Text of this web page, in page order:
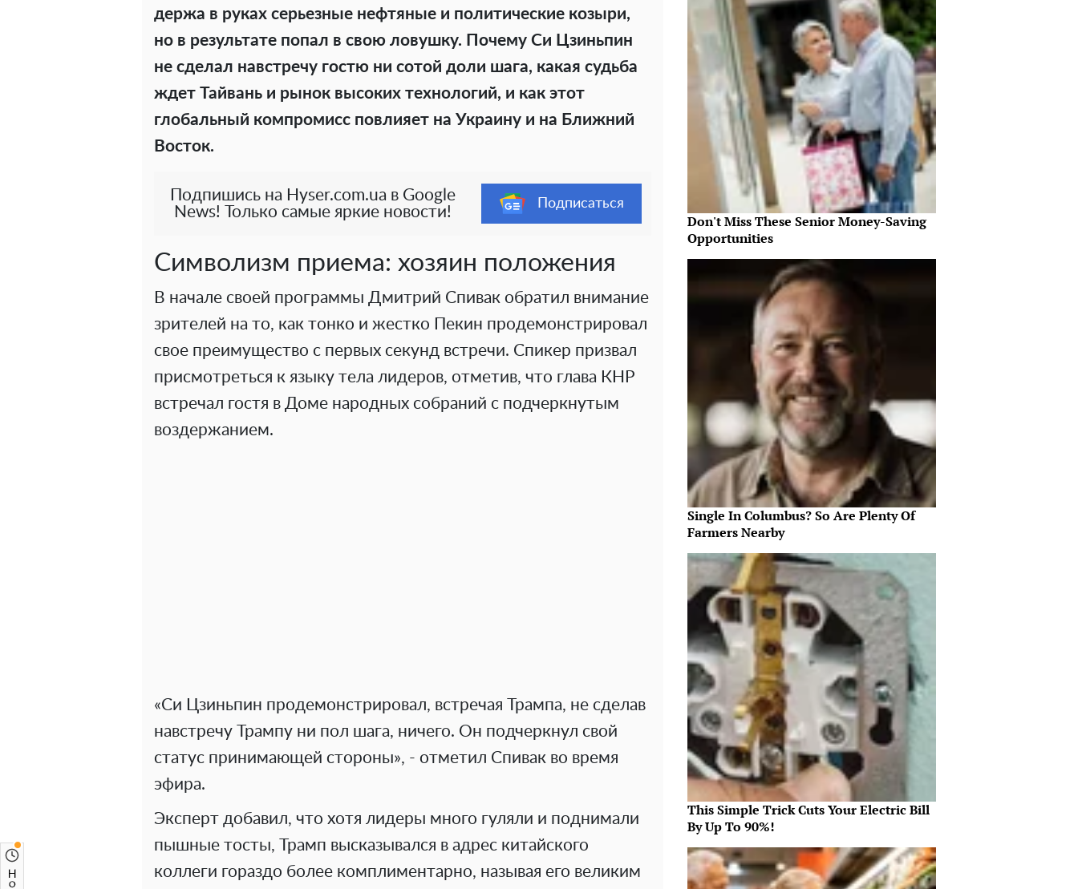
держа в руках серьезные нефтяные и политические козыри,
но в результате попал в свою ловушку. Почему Си Цзиньпин
не сделал навстречу гостю ни сотой доли шага, какая судьба
ждет Тайвань и рынок высоких технологий, и как этот
глобальный компромисс повлияет на Украину и на Ближний
Восток.
Подпишись на Hyser.com.ua в Google
News! Только самые яркие новости!
Подписаться
Символизм приема: хозяин положения
В начале своей программы Дмитрий Спивак обратил внимание
зрителей на то, как тонко и жестко Пекин продемонстрировал
свое преимущество с первых секунд встречи. Спикер призвал
присмотреться к языку тела лидеров, отметив, что глава КНР
встречал гостя в Доме народных собраний с подчеркнутым
воздержанием.
«Си Цзиньпин продемонстрировал, встречая Трампа, не сделав
навстречу Трампу ни пол шага, ничего. Он подчеркнул свой
статус принимающей стороны», - отметил Спивак во время
эфира.
Эксперт добавил, что хотя лидеры много гуляли и поднимали
пышные тосты, Трамп высказывался в адрес китайского
коллеги гораздо более комплиментарно, называя его великим
Don't Miss These Senior Money-Saving
Opportunities
Single In Columbus? So Are Plenty Of
Farmers Nearby
This Simple Trick Cuts Your Electric Bill
By Up To 90%!